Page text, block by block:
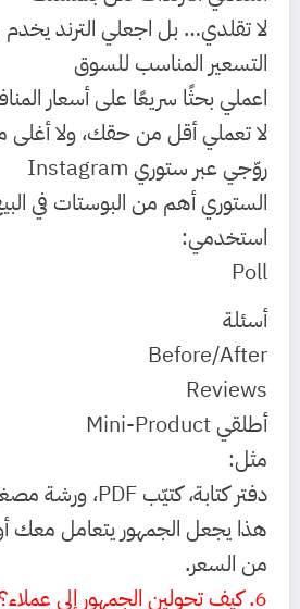
لا تقلدي… بل اجعلي الترند
التسعير المناسب للسوق
اعملي بحثًا سريعًا على أسعار
لا تعملي أقل من حقك، ولا
روّجي عبر ستوري Instagram
الستوري أهم من البوستات في
استخدمي:
Poll
أسئلة
Before/After
Reviews
أطلقي Mini-Product
مثل:
دفتر كتابة، كتيّب PDF، ورشة مصغرة.
هذا يجعل الجمهور يتعامل
من السعر.
6. كيف تحولين الجمهور إلى عملاء؟